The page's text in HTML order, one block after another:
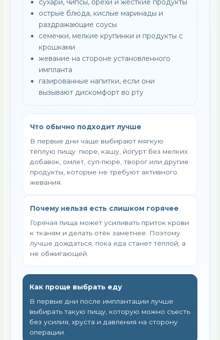
острые блюда, кислые маринады и
раздражающие соусы
семечки, мелкие крупинки и продукты с
крошками
жевание на стороне установленного
импланта
газированные напитки, если они
вызывают дискомфорт во рту
Что обычно подходит лучше
В первые дни чаще выбирают мягкую
тёплую пищу: пюре, кашу, йогурт без мелких
добавок, омлет, суп-пюре, творог или другие
продукты, которые не требуют активного
жевания.
Почему нельзя есть слишком горячее
Горячая пища может усиливать приток крови
к тканям и делать отёк заметнее. Поэтому
лучше дождаться, пока еда станет тёплой, а
не обжигающей.
Как проще выбрать еду
В первые дни после имплантации лучше
выбирать такую пищу, которую можно съесть
без усилия, хруста и давления на сторону
операции.